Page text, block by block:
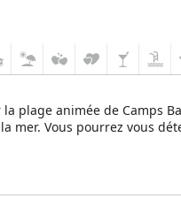
plage animée de Camps
mer. Vous pourrez vous